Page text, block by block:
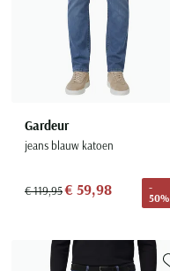
Gardeur
jeans blauw katoen
€ 119,95€ 59,98
-
50%